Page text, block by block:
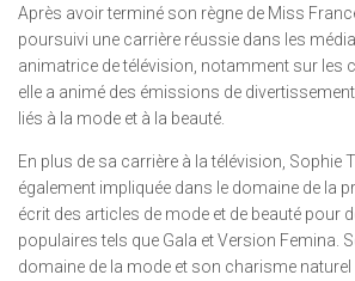
Après avoir terminé son règne de Miss
poursuivi une carrière réussie dans les
animatrice de télévision, notamment sur les
elle a animé des émissions de
liés à la mode et à la beauté.
En plus de sa carrière à la télévision, Sophie
également impliquée dans le domaine de la
écrit des articles de mode et de beauté pour
populaires tels que Gala et Version Femina.
domaine de la mode et son charisme naturel